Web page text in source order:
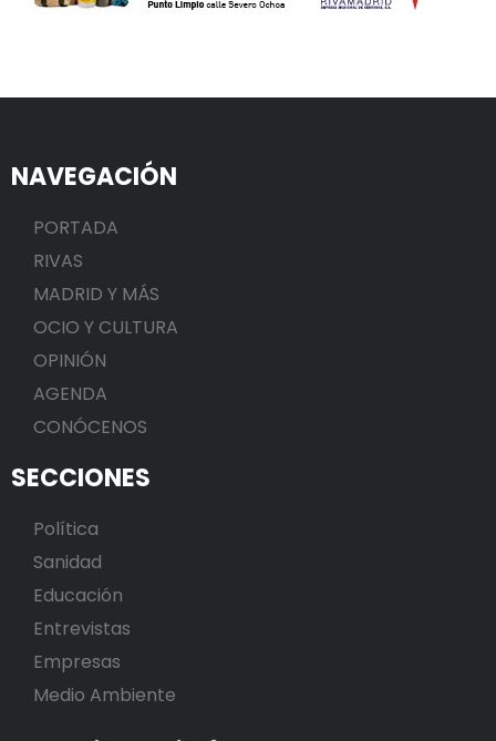
NAVEGACIÓN
PORTADA
RIVAS
MADRID Y MÁS
OCIO Y CULTURA
OPINIÓN
AGENDA
CONÓCENOS
SECCIONES
Política
Sanidad
Educación
Entrevistas
Empresas
Medio Ambiente